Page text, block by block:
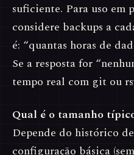
suficiente. Para uso em
considere backups a
é: “quantas horas de
Se a resposta for
tempo real com git ou
Qual é o tamanho
Depende do histórico
configuração básica